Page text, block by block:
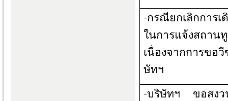
-กรณียกเลิกการ
ในการแจ้งสถาน
เนื่องจากการขอ
ษัทฯ
-บริษัทฯ ขอสงว